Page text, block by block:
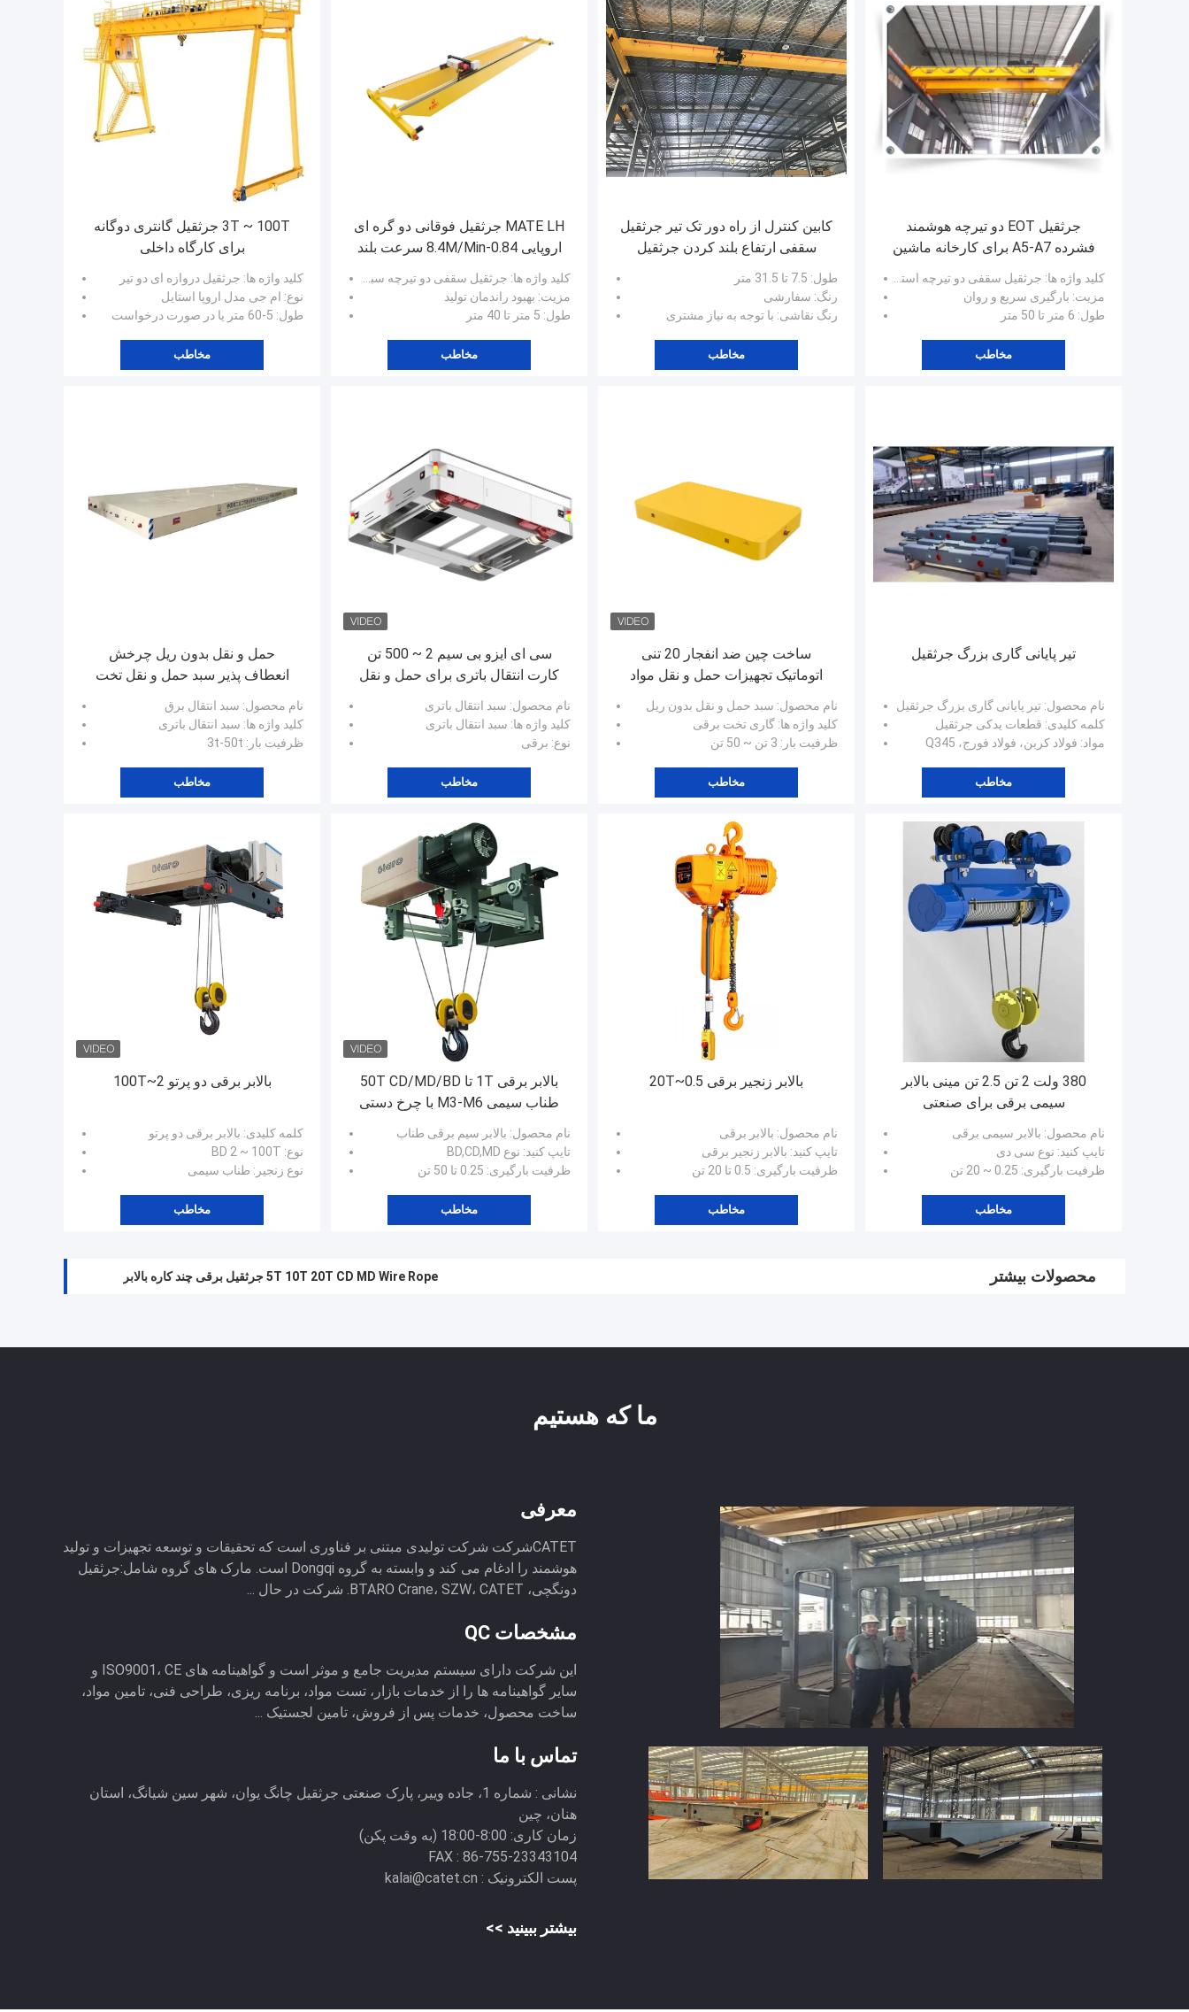
3T ~ 100T جرثقیل گانتری دوگانه
برای کارگاه داخلی
کلید واژه ها: جرثقیل دروازه ای دو تیر
نوع: ام جی مدل اروپا استایل
طول: 5-60 متر یا در صورت درخواست
مخاطب
MATE LH جرثقیل فوقانی دو گره ای
اروپایی 0.84-8.4M/Min سرعت بلند
کلید واژه ها: جرثقیل سقفی دو تیرچه سبک اروپایی
مزیت: بهبود راندمان تولید
طول: 5 متر تا 40 متر
مخاطب
کابین کنترل از راه دور تک تیر جرثقیل
سقفی ارتفاع بلند کردن جرثقیل
سقفی 6-30 متر 20-30 متر / دقیقه
طول: 7.5 تا 31.5 متر
رنگ: سفارشی
رنگ نقاشی: با توجه به نیاز مشتری
مخاطب
جرثقیل EOT دو تیرچه هوشمند
فشرده A5-A7 برای کارخانه ماشین
کلید واژه ها: جرثقیل سقفی دو تیرچه استاندارد اروپا
مزیت: بارگیری سریع و روان
طول: 6 متر تا 50 متر
مخاطب
حمل و نقل بدون ریل چرخش
انعطاف پذیر سبد حمل و نقل تخت
ترولی انتقال 5 تن انبار
نام محصول: سبد انتقال برق
کلید واژه ها: سبد انتقال باتری
ظرفیت بار : 3t-50t
مخاطب
سی ای ایزو بی سیم 2 ~ 500 تن
کارت انتقال باتری برای حمل و نقل
مواد
نام محصول: سبد انتقال باتری
کلید واژه ها: سبد انتقال باتری
نوع: برقی
مخاطب
ساخت چین ضد انفجار 20 تنی
اتوماتیک تجهیزات حمل و نقل مواد
سنگین گاری چرخ دستی ابزار گاری
برقی
نام محصول: سبد حمل و نقل بدون ریل
کلید واژه ها: گاری تخت برقی
ظرفیت بار : 3 تن ~ 50 تن
مخاطب
تیر پایانی گاری بزرگ جرثقیل
نام محصول: تیر پایانی گاری بزرگ جرثقیل
کلمه کلیدی: قطعات یدکی جرثقیل
مواد: فولاد کربن، فولاد فورج، Q345
مخاطب
بالابر برقی دو پرتو 2~100T
کلمه کلیدی: بالابر برقی دو پرتو
نوع: BD 2 ~ 100T
نوع زنجیر : طناب سیمی
مخاطب
بالابر برقی 1T تا 50T CD/MD/BD
طناب سیمی M3-M6 با چرخ دستی
نام محصول: بالابر سیم برقی طناب
تایپ کنید: نوع BD,CD,MD
ظرفیت بارگیری: 0.25 تا 50 تن
مخاطب
بالابر زنجیر برقی 0.5~20T
نام محصول: بالابر برقی
تایپ کنید: بالابر زنجیر برقی
ظرفیت بارگیری: 0.5 تا 20 تن
مخاطب
380 ولت 2 تن 2.5 تن مینی بالابر
سیمی برقی برای صنعتی
نام محصول: بالابر سیمی برقی
تایپ کنید: نوع سی دی
ظرفیت بارگیری: 0.25 ~ 20 تن
مخاطب
محصولات بیشتر 5T 10T 20T CD MD Wire Rope جرثقیل برقی چند کاره بالابر
بالابر طناب سیمی یکپارچه 0.5T 7.5T بالابر سیمی برقی 500 کیلوگرم
ما که هستیم
معرفی
CATETشرکت شرکت تولیدی مبتنی بر فناوری است که تحقیقات و توسعه تجهیزات و تولید
هوشمند را ادغام می کند و وابسته به گروه Dongqi است. مارک های گروه شامل:جرثقیل
دونگچی، BTARO Crane، SZW، CATET. شرکت در حال ...
مشخصات QC
این شرکت دارای سیستم مدیریت جامع و موثر است و گواهینامه های ISO9001، CE و
سایر گواهینامه ها را از خدمات بازار، تست مواد، برنامه ریزی، طراحی فنی، تامین مواد،
ساخت محصول، خدمات پس از فروش، تامین لجستیک ...
تماس با ما
نشانی :
شماره 1، جاده وییر، پارک صنعتی جرثقیل چانگ یوان، شهر سین شیانگ، استان
هنان، چین
زمان کاری:
FAX : 86-755-23343104
پست الکترونیک : kalai@catet.cn
بیشتر ببینید >>